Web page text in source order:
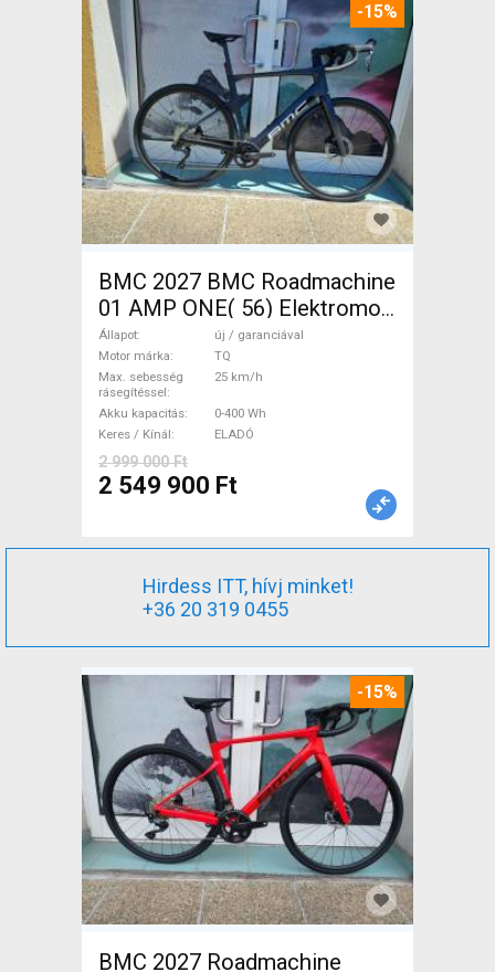
-15%
BMC 2027 BMC Roadmachine
01 AMP ONE( 56) Elektromos
Országúti / Gravel TQ új /
garanciával ELADÓ
Állapot
új / garanciával
Motor márka
TQ
Max. sebesség
rásegítéssel
25 km/h
Akku kapacitás
0-400 Wh
Keres / Kínál
ELADÓ
2 999 000 Ft
2 549 900 Ft
Hirdess ITT, hívj minket!
+36 20 319 0455
-15%
BMC 2027 Roadmachine